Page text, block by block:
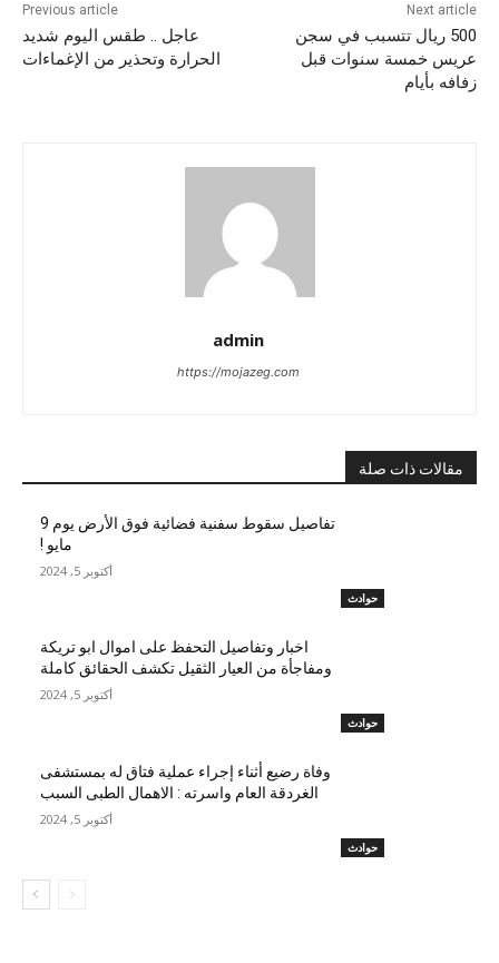
Previous article
عاجل .. طقس اليوم شديد
الحرارة وتحذير من الإغماءات
Next article
500 ريال تتسبب في سجن
عريس خمسة سنوات قبل
زفافه بأيام
admin
https://mojazeg.com
مقالات ذات صلة
حوادث
تفاصيل سقوط سفنية فضائية فوق الأرض يوم 9
مايو !
أكتوبر 5, 2024
حوادث
اخبار وتفاصيل التحفظ على اموال ابو تريكة
ومفاجأة من العيار الثقيل تكشف الحقائق كاملة
أكتوبر 5, 2024
حوادث
وفاة رضيع أثناء إجراء عملية فتاق له بمستشفى
الغردقة العام واسرته : الاهمال الطبى السبب
أكتوبر 5, 2024